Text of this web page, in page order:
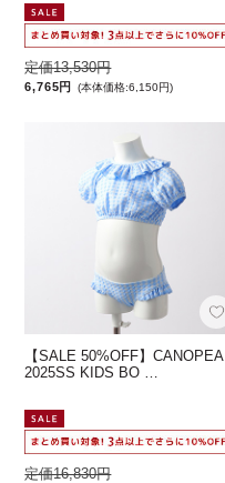
定価13,530円
6,765円 (本体価格:6,150円)
【SALE 50%OFF】CANOPEA
2025SS KIDS BO …
定価16,830円